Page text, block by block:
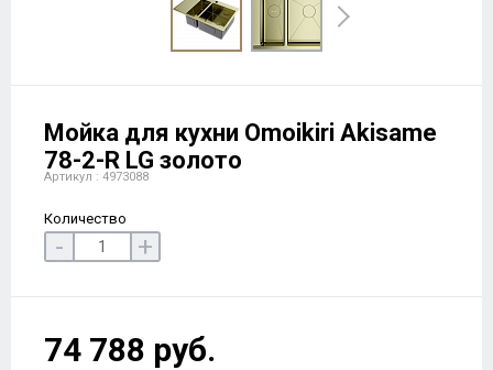
Мойка для кухни Omoikiri Akisame
78-2-R LG золото
Артикул : 4973088
Количество
- +
74 788 руб.